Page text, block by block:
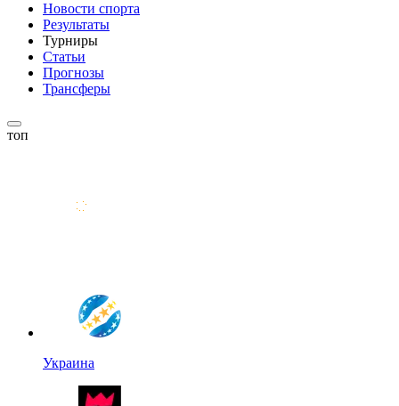
Новости спорта
Результаты
Турниры
Статьи
Прогнозы
Трансферы
топ
Украина